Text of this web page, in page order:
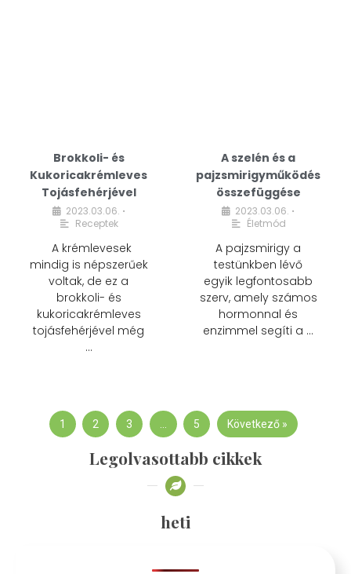
Brokkoli- és
Kukoricakrémleves
Tojásfehérjével
2023.03.06. •
Receptek
A krémlevesek
mindig is népszerűek
voltak, de ez a
brokkoli- és
kukoricakrémleves
tojásfehérjével még
…
A szelén és a
pajzsmirigyműködés
összefüggése
2023.03.06. •
Életmód
A pajzsmirigy a
testünkben lévő
egyik legfontosabb
szerv, amely számos
hormonnal és
enzimmel segíti a …
1 2 3 … 5 Következő »
Legolvasottabb cikkek
heti